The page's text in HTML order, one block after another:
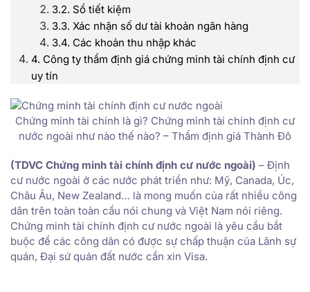
3.2. Sổ tiết kiệm
3.3. Xác nhận số dư tài khoản ngân hàng
3.4. Các khoản thu nhập khác
4. Công ty thẩm định giá chứng minh tài chính định cư
uy tín
Chứng minh tài chính là gì? Chứng minh tài chính định cư
nước ngoài như nào thế nào? – Thẩm định giá Thành Đô
(TDVC Chứng minh tài chính định cư nước ngoài) – Định
cư nước ngoài ở các nước phát triển như: Mỹ, Canada, Úc,
Châu Âu, New Zealand… là mong muốn của rất nhiều công
dân trên toàn toàn cầu nói chung và Việt Nam nói riêng.
Chứng minh tài chính định cư nước ngoài là yêu cầu bắt
buộc để các công dân có được sự chấp thuận của Lãnh sự
quán, Đại sứ quán đất nước cần xin Visa.